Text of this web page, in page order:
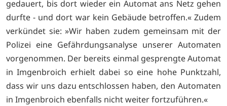
gedauert, bis dort wieder ein Automat ans Netz gehen
durfte - und dort war kein Gebäude betroffen.« Zudem
verkündet sie: »Wir haben zudem gemeinsam mit der
Polizei eine Gefährdungsanalyse unserer Automaten
vorgenommen. Der bereits einmal gesprengte Automat
in Imgenbroich erhielt dabei so eine hohe Punktzahl,
dass wir uns dazu entschlossen haben, den Automaten
in Imgenbroich ebenfalls nicht weiter fortzuführen.«